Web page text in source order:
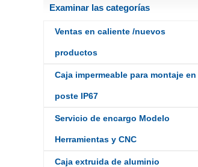
Examinar las categorías
Ventas en caliente /nuevos
productos
Caja impermeable para montaje en
poste IP67
Servicio de encargo Modelo
Herramientas y CNC
Caja extruida de aluminio